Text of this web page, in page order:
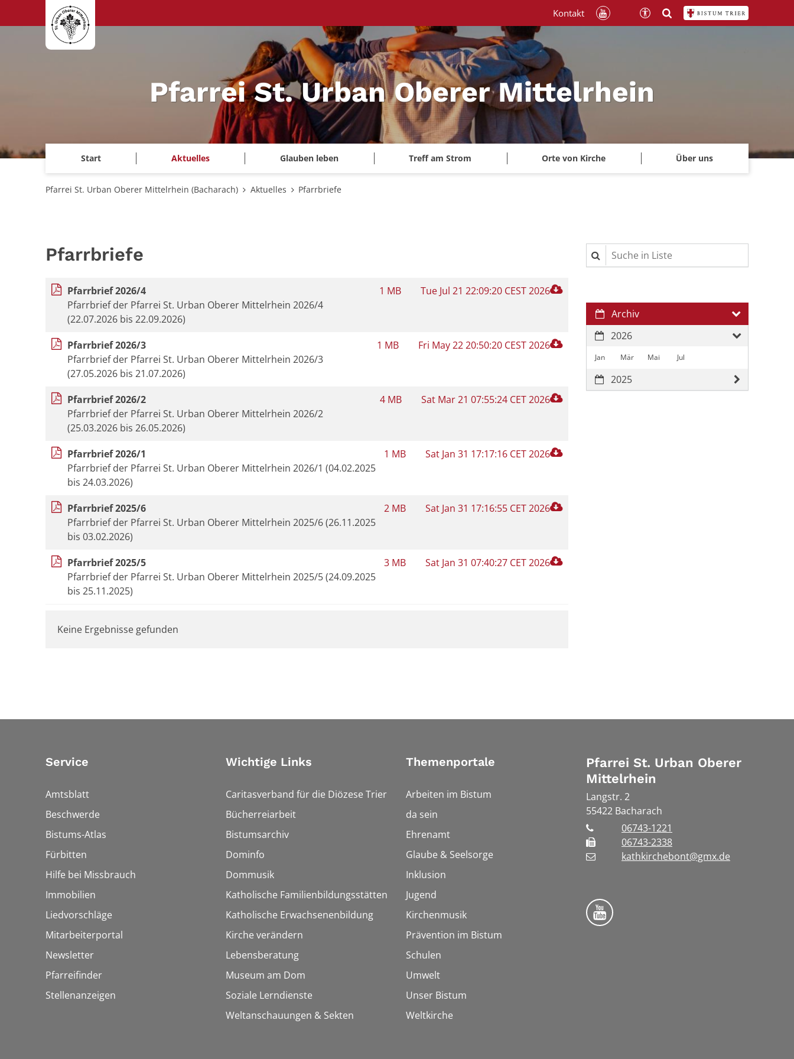
Zum Inhalt springen
Pfarrei St. Urban Oberer Mittelrhein
Start Aktuelles Glauben leben Treff am Strom Orte von Kirche Über uns
Kontakt
Pfarrei St. Urban Oberer Mittelrhein (Bacharach) Aktuelles Pfarrbriefe
Pfarrbriefe
Pfarrbrief 2026/4
Pfarrbrief der Pfarrei St. Urban Oberer Mittelrhein 2026/4
(22.07.2026 bis 22.09.2026)
1 MB Tue Jul 21 22:09:20 CEST 2026
Pfarrbrief 2026/3
Pfarrbrief der Pfarrei St. Urban Oberer Mittelrhein 2026/3
(27.05.2026 bis 21.07.2026)
1 MB Fri May 22 20:50:20 CEST 2026
Pfarrbrief 2026/2
Pfarrbrief der Pfarrei St. Urban Oberer Mittelrhein 2026/2
(25.03.2026 bis 26.05.2026)
4 MB Sat Mar 21 07:55:24 CET 2026
Pfarrbrief 2026/1
Pfarrbrief der Pfarrei St. Urban Oberer Mittelrhein 2026/1 (04.02.2025
bis 24.03.2026)
1 MB Sat Jan 31 17:17:16 CET 2026
Pfarrbrief 2025/6
Pfarrbrief der Pfarrei St. Urban Oberer Mittelrhein 2025/6 (26.11.2025
bis 03.02.2026)
2 MB Sat Jan 31 17:16:55 CET 2026
Pfarrbrief 2025/5
Pfarrbrief der Pfarrei St. Urban Oberer Mittelrhein 2025/5 (24.09.2025
bis 25.11.2025)
3 MB Sat Jan 31 07:40:27 CET 2026
Keine Ergebnisse gefunden
Suche in Liste
Archiv
2026
Jan Mär Mai Jul
2025
Service
Amtsblatt
Beschwerde
Bistums-Atlas
Fürbitten
Hilfe bei Missbrauch
Immobilien
Liedvorschläge
Mitarbeiterportal
Newsletter
Pfarreifinder
Stellenanzeigen
Wichtige Links
Caritasverband für die Diözese Trier
Bücherreiarbeit
Bistumsarchiv
Dominfo
Dommusik
Katholische Familienbildungsstätten
Katholische Erwachsenenbildung
Kirche verändern
Lebensberatung
Museum am Dom
Soziale Lerndienste
Weltanschauungen & Sekten
Themenportale
Arbeiten im Bistum
da sein
Ehrenamt
Glaube & Seelsorge
Inklusion
Jugend
Kirchenmusik
Prävention im Bistum
Schulen
Umwelt
Unser Bistum
Weltkirche
Pfarrei St. Urban Oberer
Mittelrhein
Langstr. 2
55422 Bacharach
06743-1221
06743-2338
kathkirchebont@gmx.de
Folge uns auf YouTube